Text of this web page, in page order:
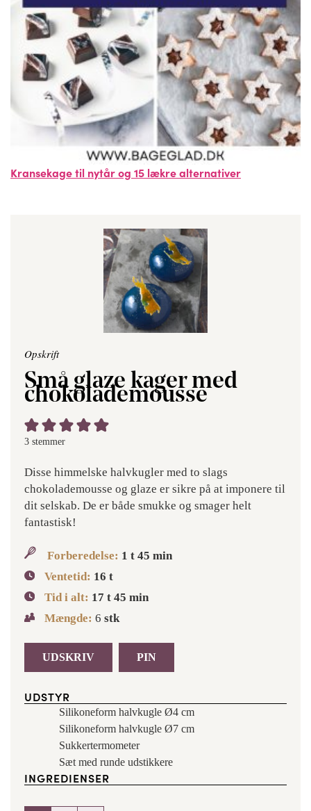
Kransekage til nytår og 15 lækre alternativer
Opskrift
Små glaze kager med
chokolademousse
3 stemmer
Disse himmelske halvkugler med to slags
chokolademousse og glaze er sikre på at imponere til
dit selskab. De er både smukke og smager helt
fantastisk!
Forberedelse: 1 t 45 min
Ventetid: 16 t
Tid i alt: 17 t 45 min
Mængde: 6 stk
UDSKRIV PIN
UDSTYR
Silikoneform halvkugle Ø4 cm
Silikoneform halvkugle Ø7 cm
Sukkertermometer
Sæt med runde udstikkere
INGREDIENSER